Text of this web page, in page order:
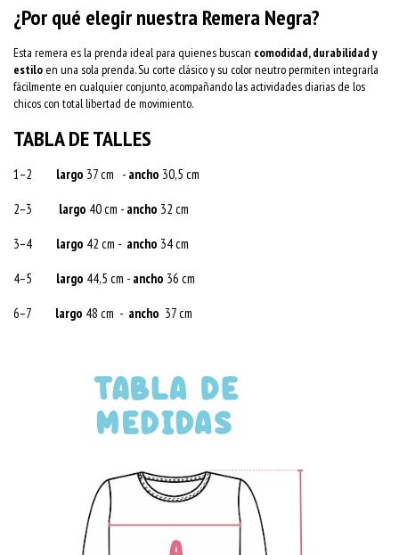
¿Por qué elegir nuestra Remera Negra?
Esta remera es la prenda ideal para quienes buscan comodidad, durabilidad y
estilo en una sola prenda. Su corte clásico y su color neutro permiten integrarla
fácilmente en cualquier conjunto, acompañando las actividades diarias de los
chicos con total libertad de movimiento.
TABLA DE TALLES
1–2 largo 37 cm - ancho 30,5 cm
2–3 largo 40 cm - ancho 32 cm
3–4 largo 42 cm - ancho 34 cm
4–5 largo 44,5 cm - ancho 36 cm
6–7 largo 48 cm - ancho 37 cm